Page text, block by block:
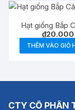
Hạt giống Bắp
₫20.000
THÊM VÀO GIỎ
CTY CỔ PHẦN